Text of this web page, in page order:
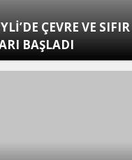
ÇEVRE VE
BAŞLADI